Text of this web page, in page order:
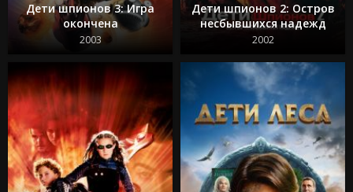
Дети шпионов 3: Игра
окончена
2003
Дети шпионов 2: Остров
несбывшихся надежд
2002